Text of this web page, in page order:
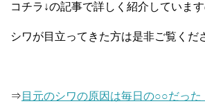
コチラ↓の記事で詳しく紹介していま
シワが目立ってきた方は是非ご覧くだ
⇒ 目元のシワの原因は毎日の○○だった